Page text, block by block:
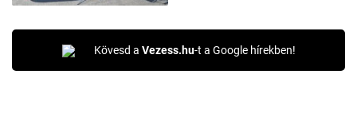
Kövesd a Vezess.hu-t a Google hírekben!